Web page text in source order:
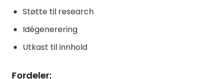
Støtte til research
Idégenerering
Utkast til innhold
Fordeler: